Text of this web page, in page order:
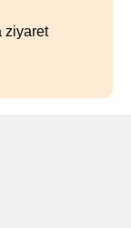
ziyaret